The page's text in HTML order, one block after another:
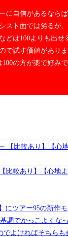
に自信があるなら
スト面では劣るが
どは100よりも出せ
で試す価値があり
100の方が楽で好み
比較あり】【心地
にツアー95の新作
調でかっこよくな
でよければそちらも